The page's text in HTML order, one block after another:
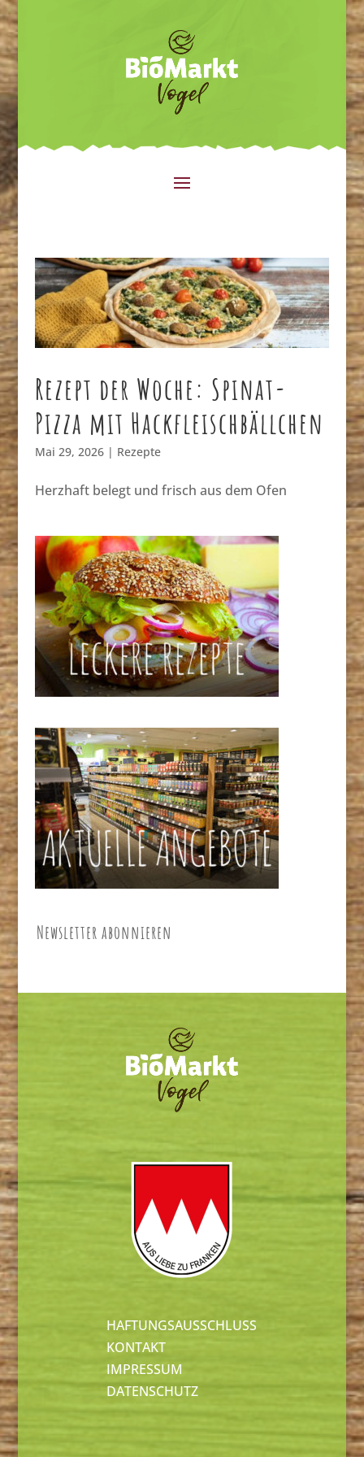
Rezept der Woche: Spinat-
Pizza mit Hackfleischbällchen
Mai 29, 2026| Rezepte
Herzhaft belegt und frisch aus dem Ofen
Newsletter abonnieren
HAFTUNGSAUSSCHLUSS
KONTAKT
IMPRESSUM
DATENSCHUTZ